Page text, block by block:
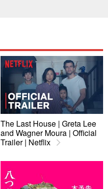
The Last House | Greta Lee
and Wagner Moura | Official
Trailer | Netflix